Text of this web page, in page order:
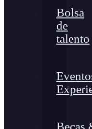
Bolsa
de
talento
Becas